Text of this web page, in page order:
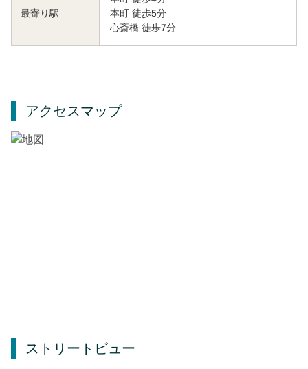
最寄り駅
本町 徒歩5分
心斎橋 徒歩7分
アクセスマップ
ストリートビュー